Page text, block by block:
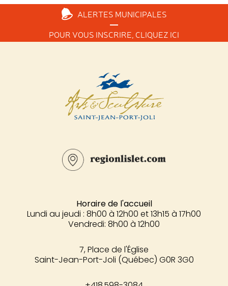
ALERTES MUNICIPALES
POUR VOUS INSCRIRE, CLIQUEZ ICI
Horaire de l'accueil
Lundi au jeudi : 8h00 à 12h00 et 13h15 à 17h00
Vendredi: 8h00 à 12h00
7, Place de l'Église
Saint-Jean-Port-Joli (Québec) G0R 3G0